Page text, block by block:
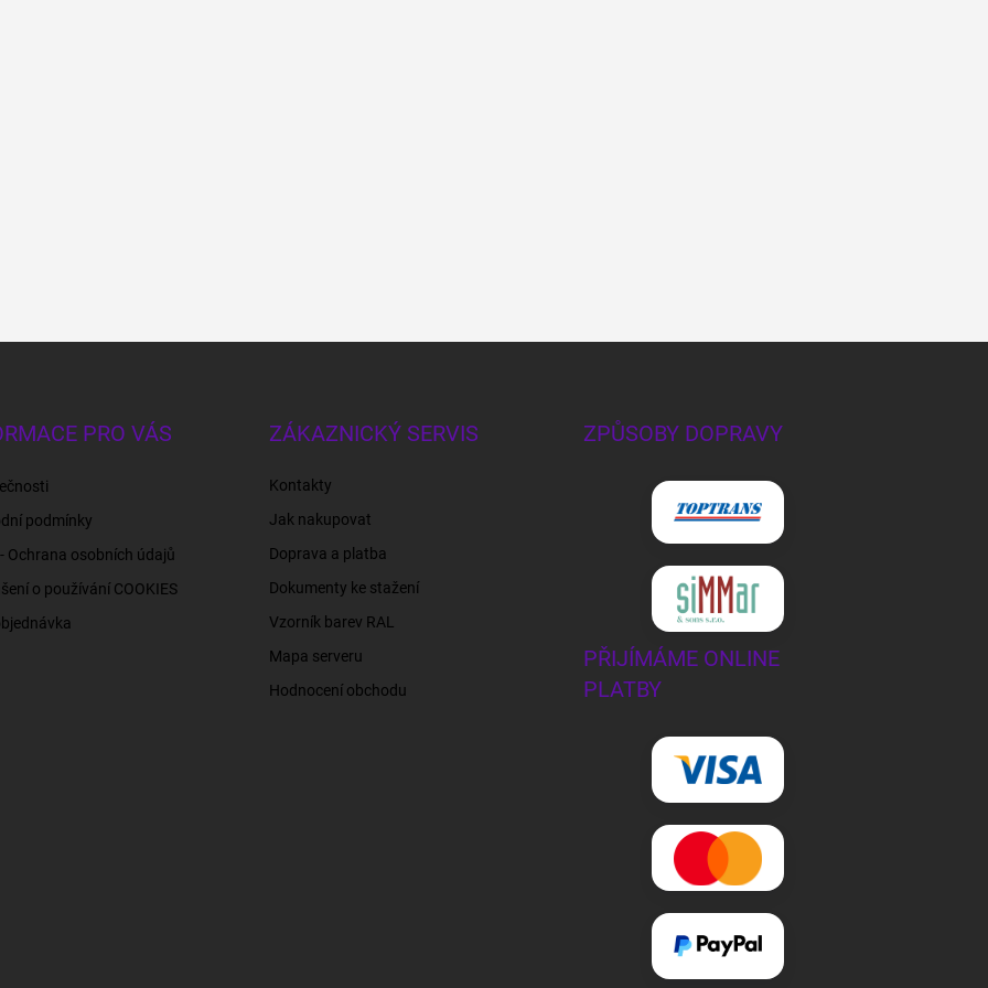
PRO VÁS
podmínky
- Ochrana osobních údajů
o používání COOKIES
ZÁKAZNICKÝ SERVIS
Kontakty
Jak nakupovat
Doprava a platba
Dokumenty ke stažení
Vzorník barev RAL
Mapa serveru
Hodnocení obchodu
ZPŮSOBY DOPRAVY
PŘIJÍMÁME ONLINE
PLATBY